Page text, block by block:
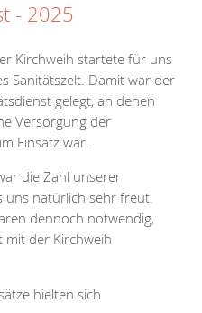
- 2025
Kirchweih startete für uns
Sanitätszelt. Damit war der
gelegt, an denen
Versorgung der
Einsatz war.
die Zahl unserer
uns natürlich sehr freut.
dennoch notwendig,
der Kirchweih
hielten sich